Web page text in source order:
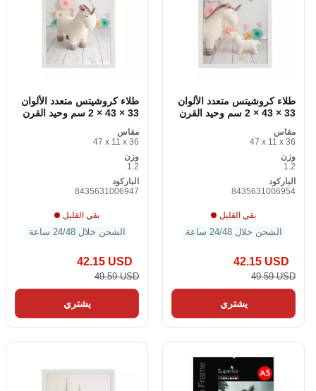
طلاء كروشيتس متعدد الألوان
33 × 43 × 2 سم وحيد القرن
مقاس
47 x 11 x 36
وزن
1.2
الباركود
8435631006947
بقي القليل
الشحن خلال 24/48 ساعة
42.15 USD
49.59 USD
يشتري
طلاء كروشيتس متعدد الألوان
33 × 43 × 2 سم وحيد القرن
مقاس
47 x 11 x 36
وزن
1.2
الباركود
8435631006954
بقي القليل
الشحن خلال 24/48 ساعة
42.15 USD
49.59 USD
يشتري